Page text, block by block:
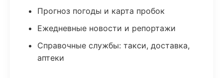
Прогноз погоды и карта пробок
Ежедневные новости и репортажи
Справочные службы: такси, доставка,
аптеки